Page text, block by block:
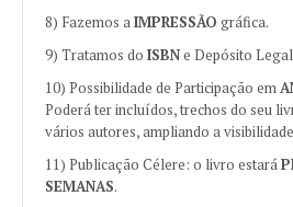
8) Fazemos aIMPRESSÃO gráfica.
9) Tratamos do ISBNe Depósito
10) Possibilidade de Participação em
Poderá ter incluídos, trechos do seu
vários autores, ampliando a
11) Publicação Célere: o livro estará
SEMANAS.